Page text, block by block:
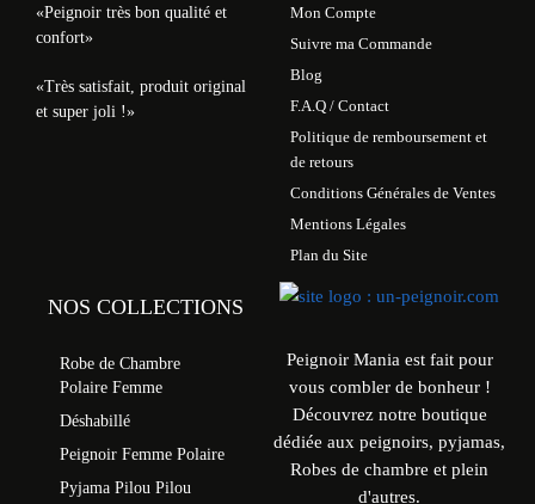
«Peignoir très bon qualité et
confort»
«Très satisfait, produit original
et super joli !»
Mon Compte
Suivre ma Commande
Blog
F.A.Q / Contact
Politique de remboursement et
de retours
Conditions Générales de Ventes
Mentions Légales
Plan du Site
NOS COLLECTIONS
Robe de Chambre
Polaire Femme
Déshabillé
Peignoir Femme Polaire
Pyjama Pilou Pilou
Peignoir Mania est fait pour
vous combler de bonheur !
Découvrez notre boutique
dédiée aux peignoirs, pyjamas,
Robes de chambre et plein
d'autres.